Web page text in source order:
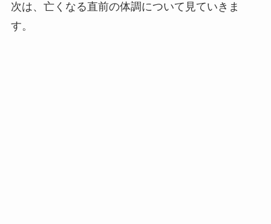
次は、亡くなる直前の体調について見ていきま
す。